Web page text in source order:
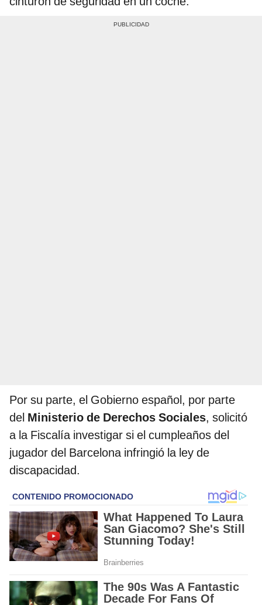
Por su parte, el Gobierno español, por parte
del Ministerio de Derechos Sociales, solicitó
a la Fiscalía investigar si el cumpleaños del
jugador del Barcelona infringió la ley de
discapacidad.